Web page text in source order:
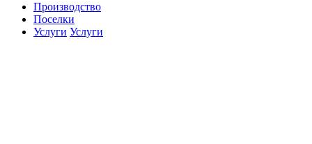
Производство
Поселки
Услуги Услуги